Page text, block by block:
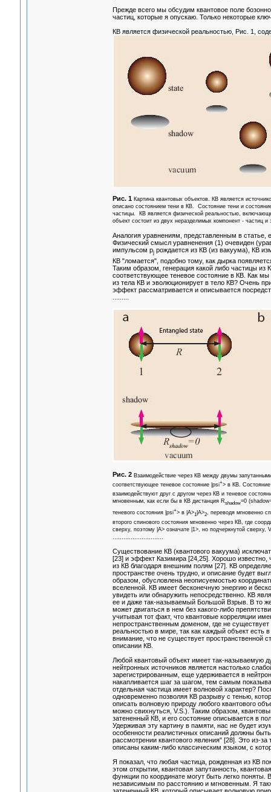
Прежде всего мы обсудим квантовое поле
частиц, которые я опускаю. Только некоторые
КВ является физической реальностью, Рис. 1,
Рис. 1 Картина квантовых объектов. КВ является
описано состоянием тени в КВ. Состояние тени и
частицы. КВ является физической реальностью,
объект состоит из двух неразделимых компонент - частиц
Аналогия уравнениям, представленным в статье,
Физический смысл уравненения (1) очевиден
импульсом pjрождается из КВ (из вакуума), КВ
КВ "ломается", подобно тому, как дырка
Таким образом, генерация какой либо частицы
соответствующее теневое состояние в КВ. Как мы
из тела КВ и эволюционирует в тело КВ? Очень
эффект рассматривается и описывается
.........
Рис. 2 Взаимодействие через КВ между двумы
соответствующее теневое состояние |psi+> в КВ. Состояние
взаимодействуют друг с другом через КВ и теневое
мгновенным, как если бы в КВ дистанция Rshadow=0
теневого состояния |psi+> в |A>1 |A>2, переводя мгновенно
второго спинового состояния мгновенно через КВ, где
сверху, поэтому |A> означате |1>, но подчеркнутой сверху,
Существование КВ (квантового вакуума)
[23] и эффект Казимира [24,25]. Хорошо известно,
из КВ благодаря внешним полям [27]. КВ
пространстве очень трудно, и описание будет
образом, обусловлена неописуемостью
вселенной. КВ имеет бесконечную энергию и
увидеть или обнаружить непосредственно. КВ
ее и даже так-называемый Большой Взрыв. В то
может двигаться в нем без какого-либо
учитывая тот факт, что квантовые корреляции
непространственным доменом, где не
реальностью в мире, так как каждый объект есть
внимание, что не существует пространственной
описании КВ.
Любой квантовый объект имеет так-называемую
нейтронных источников является настолько
зарегистрированным, еще удерживается в
накапливается шаг за шагом, тем самым
отдельная частица имеет волновой характер?
одновременно позволяя КВ разрыву с тенью,
описать волновую природу любого квантового
можно свихнуться, V.S.). Таким образом,
затененный КВ, и его состояние описывается в
Удерживая эту картину в памяти, нас не будет
особенности реалистичных описаний должны
рассмотрении квантового явления" [28]. Это из-
описаны каким-либо классическим языком, с
Я показал, что любая частица, рожденная из КВ
этом открытии, квантовая запутанность,
функции по координате могут быть легко
независимым по расстоянию и мгновенным. Я